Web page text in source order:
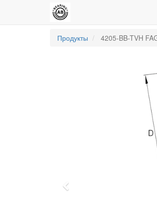
Продукты 4205-BB-TVH